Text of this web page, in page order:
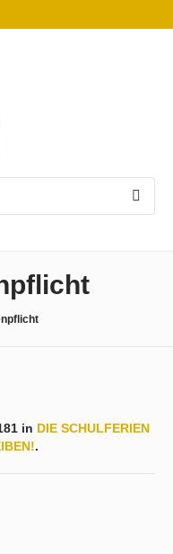
in DIE SCHULFERIEN
.